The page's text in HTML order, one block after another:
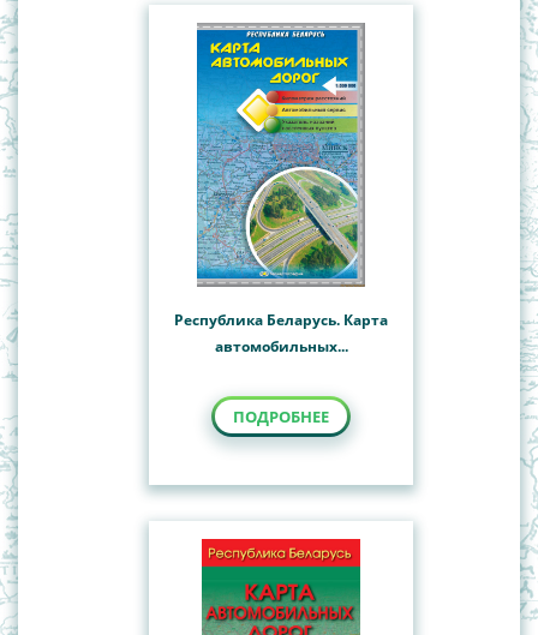
Республика Беларусь. Карта
автомобильных...
ПОДРОБНЕЕ